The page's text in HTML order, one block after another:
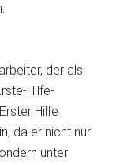
der als
Hilfe-
Hilfe
da er nicht nur
unter